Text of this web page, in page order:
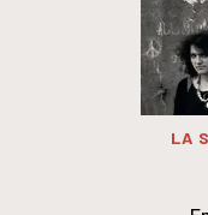
LA